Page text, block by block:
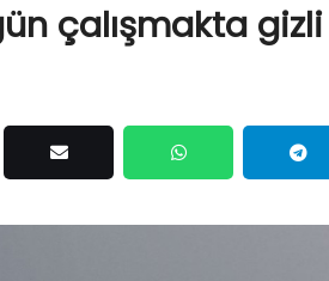
çalışmakta